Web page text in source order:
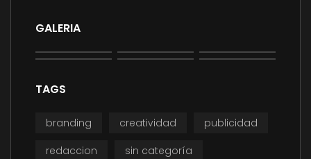
GALERIA
TAGS
branding creatividad
publicidad
redaccion
sin categoría